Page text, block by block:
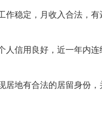
作稳定，月收入合法，有
人信用良好，近一年内连
居地有合法的居留身份，